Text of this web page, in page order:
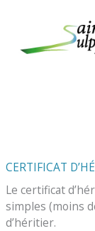
CERTIFICAT
Le certificat
simples (moins
d’héritier.